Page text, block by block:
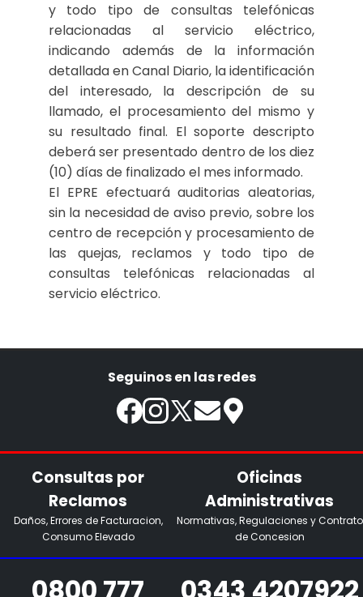
y todo tipo de consultas telefónicas
relacionadas al servicio eléctrico,
indicando además de la información
detallada en Canal Diario, la identificación
del interesado, la descripción de su
llamado, el procesamiento del mismo y
su resultado final. El soporte descripto
deberá ser presentado dentro de los diez
(10) días de finalizado el mes informado.
El EPRE efectuará auditorias aleatorias,
sin la necesidad de aviso previo, sobre los
centro de recepción y procesamiento de
las quejas, reclamos y todo tipo de
consultas telefónicas relacionadas al
servicio eléctrico.
Seguinos en las redes
Consultas por
Reclamos
Daños, Errores de Facturacion,
Consumo Elevado
Oficinas
Administrativas
Normativas, Regulaciones y Contrato
de Concesion